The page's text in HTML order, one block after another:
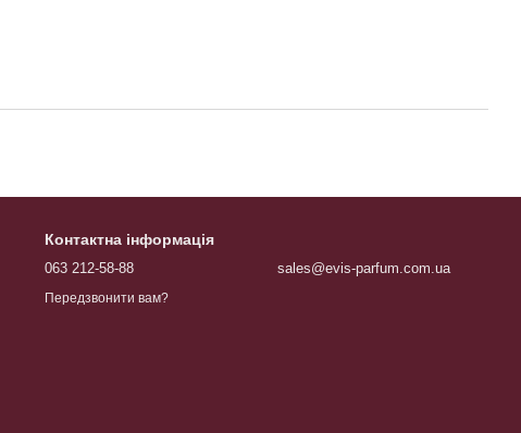
Контактна інформація
063 212-58-88
Передзвонити вам?
sales@evis-parfum.com.ua